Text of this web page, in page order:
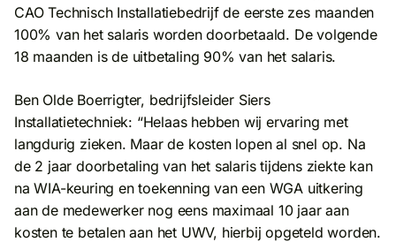
CAO Technisch Installatiebedrijf de eerste zes maanden
100% van het salaris worden doorbetaald. De volgende
18 maanden is de uitbetaling 90% van het salaris.
Ben Olde Boerrigter, bedrijfsleider Siers
Installatietechniek: “Helaas hebben wij ervaring met
langdurig zieken. Maar de kosten lopen al snel op. Na
de 2 jaar doorbetaling van het salaris tijdens ziekte kan
na WIA-keuring en toekenning van een WGA uitkering
aan de medewerker nog eens maximaal 10 jaar aan
kosten te betalen aan het UWV, hierbij opgeteld worden.